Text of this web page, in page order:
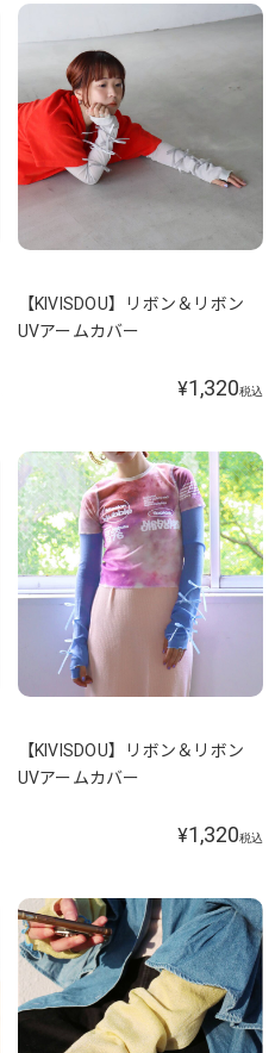
【KIVISDOU】リボン＆リボン
UVアームカバー
¥1,320税込
【KIVISDOU】リボン＆リボン
UVアームカバー
¥1,320税込